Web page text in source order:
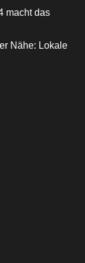
macht das
Nähe: Lokale